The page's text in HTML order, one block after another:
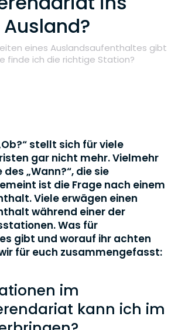
Ausland?
eines Auslandsaufenthaltes gibt
finde ich die richtige Station?
stellt sich für viele
gar nicht mehr. Vielmehr
„Wann?“, die sie
ist die Frage nach einem
Viele erwägen einen
während einer der
Was für
gibt und worauf ihr achten
für euch zusammengefasst:
im
kann ich im